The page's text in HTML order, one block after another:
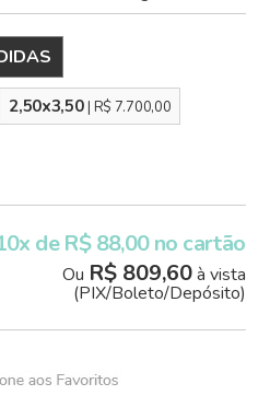
2,50x3,50 | R$ 7.700,00
de R$ 88,00 no cartão
Ou R$ 809,60à vista
(PIX/Boleto/Depósito)